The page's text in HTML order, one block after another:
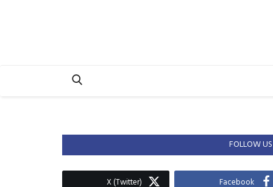
FOLLOW US
Facebook
X (Twitter)